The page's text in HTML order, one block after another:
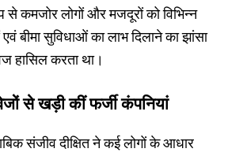
से कमजोर लोगों और मजदूरों को विभिन्न
बीमा सुविधाओं का लाभ दिलाने का झांसा
हासिल करता था।
से खड़ी कीं फर्जी कंपनियां
संजीव दीक्षित ने कई लोगों के आधार